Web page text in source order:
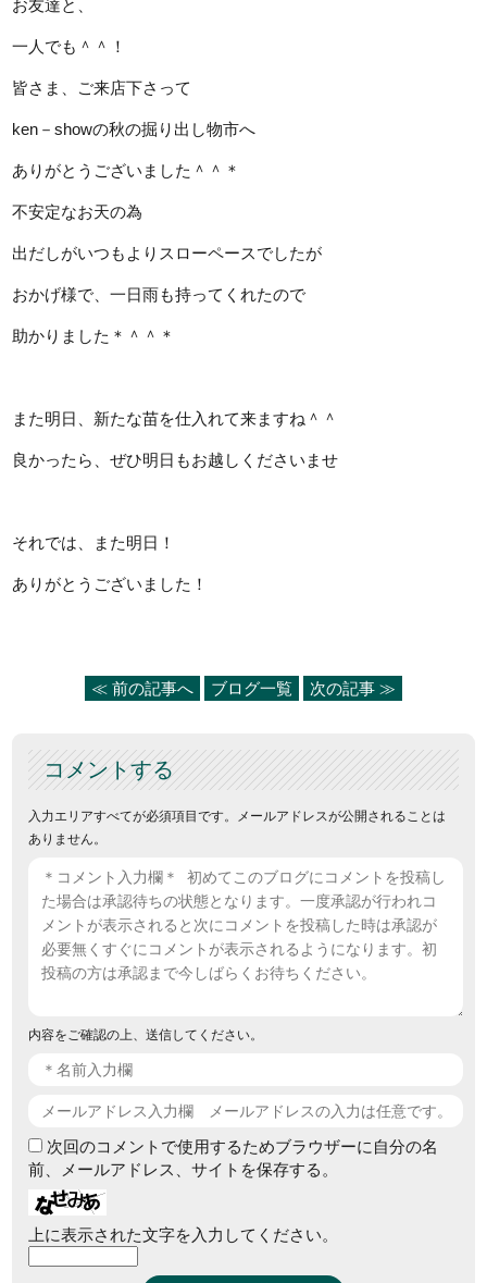
お友達と、
一人でも＾＾！
皆さま、ご来店下さって
ken－showの秋の掘り出し物市へ
ありがとうございました＾＾＊
不安定なお天の為
出だしがいつもよりスローペースでしたが
おかげ様で、一日雨も持ってくれたので
助かりました＊＾＾＊
また明日、新たな苗を仕入れて来ますね＾＾
良かったら、ぜひ明日もお越しくださいませ
それでは、また明日！
ありがとうございました！
≪ 前の記事へ ブログ一覧 次の記事 ≫
コメントする
入力エリアすべてが必須項目です。メールアドレスが公開されることは
ありません。
内容をご確認の上、送信してください。
次回のコメントで使用するためブラウザーに自分の名
前、メールアドレス、サイトを保存する。
上に表示された文字を入力してください。